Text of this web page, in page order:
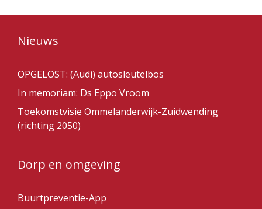
Nieuws
OPGELOST: (Audi) autosleutelbos
In memoriam: Ds Eppo Vroom
Toekomstvisie Ommelanderwijk-Zuidwending
(richting 2050)
Dorp en omgeving
Buurtpreventie-App